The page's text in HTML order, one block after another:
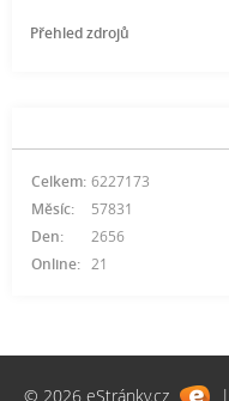
Přehled zdrojů
Online: 21
Celkem: 6227173
Měsíc:
57831
Den:
2656
© 2026 eStránky.cz |